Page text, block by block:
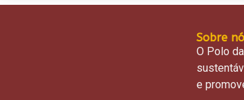
Sobre
O Polo
e